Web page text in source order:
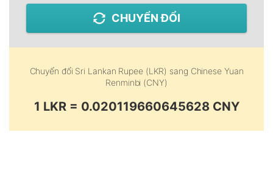
CHUYỂN ĐỔI
Chuyển đổi Sri Lankan Rupee (LKR) sang Chinese Yuan
Renminbi (CNY)
1 LKR = 0.020119660645628 CNY